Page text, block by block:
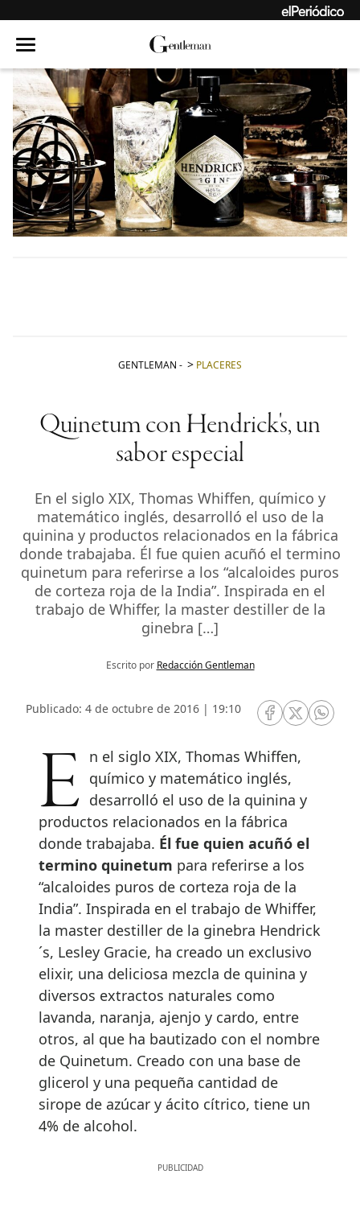
GENTLEMAN - PLACERES
Quinetum con Hendrick's, un
sabor especial
En el siglo XIX, Thomas Whiffen, químico y
matemático inglés, desarrolló el uso de la
quinina y productos relacionados en la fábrica
donde trabajaba. Él fue quien acuñó el termino
quinetum para referirse a los “alcaloides puros
de corteza roja de la India”. Inspirada en el
trabajo de Whiffer, la master destiller de la
ginebra […]
Escrito por Redacción Gentleman
Publicado: 4 de octubre de 2016 | 19:10
RRSS Facebook
RRSSRRSS
En el siglo XIX, Thomas Whiffen, químico y matemático inglés,
desarrolló el uso de la quinina y
productos relacionados en la fábrica
donde trabajaba. Él fue quien acuñó el
termino quinetum para referirse a los
“alcaloides puros de corteza roja de la
India”. Inspirada en el trabajo de Whiffer,
la master destiller de la ginebra Hendrick
´s, Lesley Gracie, ha creado un exclusivo
elixir, una deliciosa mezcla de quinina y
diversos extractos naturales como
lavanda, naranja, ajenjo y cardo, entre
otros, al que ha bautizado con el nombre
de Quinetum. Creado con una base de
glicerol y una pequeña cantidad de
sirope de azúcar y ácito cítrico, tiene un
4% de alcohol.